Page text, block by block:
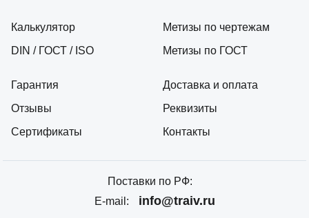
Калькулятор
DIN / ГОСТ / ISO
Гарантия
Отзывы
Сертификаты
Метизы по чертежам
Метизы по ГОСТ
Доставка и оплата
Реквизиты
Контакты
Поставки по РФ:
E-mail:
info@traiv.ru